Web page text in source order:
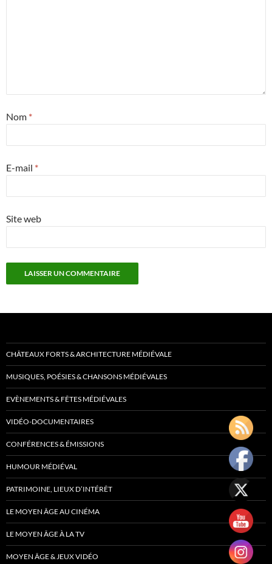
Nom *
E-mail *
Site web
CHÂTEAUX FORTS & ARCHITECTURE MÉDIÉVALE
MUSIQUES, POÉSIES & CHANSONS MÉDIÉVALES
EVÈNEMENTS & FÊTES MÉDIÉVALES
VIDÉO-DOCUMENTAIRES
CONFÉRENCES & ÉMISSIONS
HUMOUR MÉDIÉVAL
PATRIMOINE, LIEUX D’INTÉRÊT
LE MOYEN ÂGE AU CINÉMA
LE MOYEN ÂGE À LA TV
MOYEN ÂGE & JEUX VIDÉO